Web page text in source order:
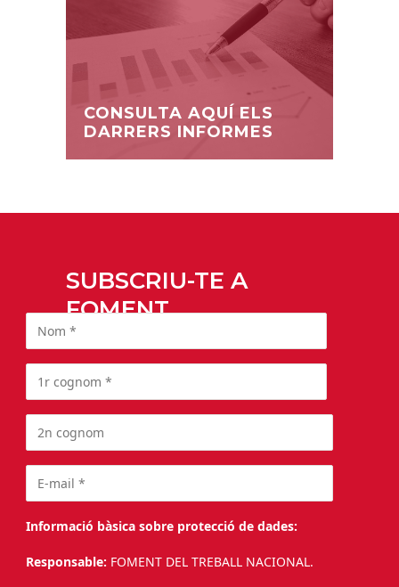
CONSULTA AQUÍ ELS
DARRERS INFORMES
SUBSCRIU-TE A
FOMENT
Informació bàsica sobre protecció de dades:
Responsable: FOMENT DEL TREBALL NACIONAL.